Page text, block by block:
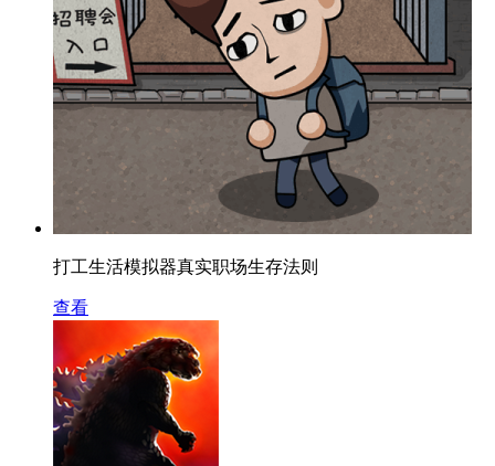
打工生活模拟器真实职场生存法则
查看